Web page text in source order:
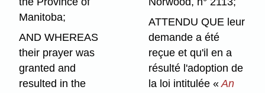
Manitoba;
AND WHEREAS
their prayer was
granted and
resulted in the
ATTENDU QUE leur
demande a été
reçue et qu'il en a
résulté l'adoption de
la loi intitulée «An